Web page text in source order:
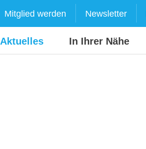
Mitglied werden Newsletter
Aktuelles In Ihrer Nähe